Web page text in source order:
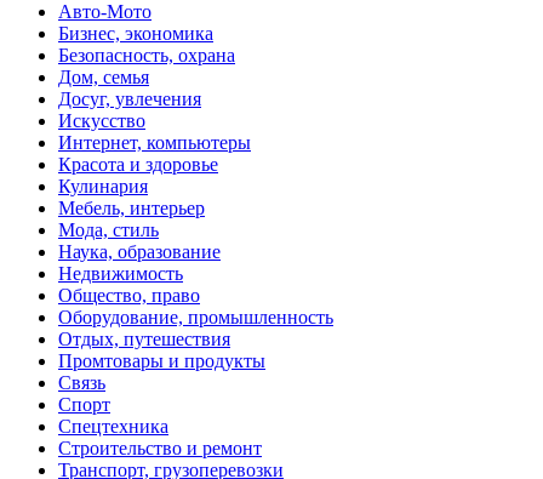
Авто-Мото
Бизнес, экономика
Безопасность, охрана
Дом, семья
Досуг, увлечения
Искусство
Интернет, компьютеры
Красота и здоровье
Кулинария
Мебель, интерьер
Мода, стиль
Наука, образование
Недвижимость
Общество, право
Оборудование, промышленность
Отдых, путешествия
Промтовары и продукты
Связь
Спорт
Спецтехника
Строительство и ремонт
Транспорт, грузоперевозки